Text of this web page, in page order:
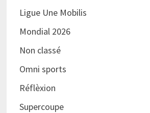
Ligue Une Mobilis
Mondial 2026
Non classé
Omni sports
Réflèxion
Supercoupe